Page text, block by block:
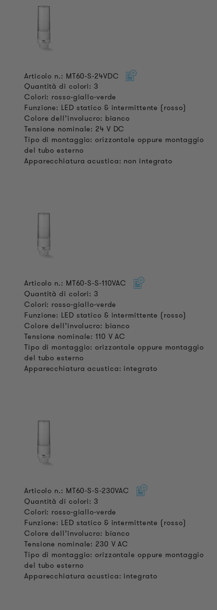
Articolo n.: MT60-S-24VDC
Quantità di colori: 3
Colori: rosso-giallo-verde
Funzione: LED statico & intermittente (rosso)
Colore dell’involucro: bianco
Tensione nominale: 24 V DC
Tipo di montaggio: orizzontale oppure montaggio
del tubo esterno
Apparecchiatura acustica: non integrato
Articolo n.: MT60-S-S-110VAC
Quantità di colori: 3
Colori: rosso-giallo-verde
Funzione: LED statico & intermittente (rosso)
Colore dell’involucro: bianco
Tensione nominale: 110 V AC
Tipo di montaggio: orizzontale oppure montaggio
del tubo esterno
Apparecchiatura acustica: integrato
Articolo n.: MT60-S-S-230VAC
Quantità di colori: 3
Colori: rosso-giallo-verde
Funzione: LED statico & intermittente (rosso)
Colore dell’involucro: bianco
Tensione nominale: 230 V AC
Tipo di montaggio: orizzontale oppure montaggio
del tubo esterno
Apparecchiatura acustica: integrato